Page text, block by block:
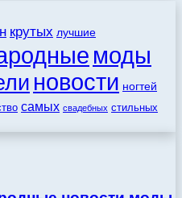
крутых лучшие
моды
новости ногтей
самых свадебных стильных